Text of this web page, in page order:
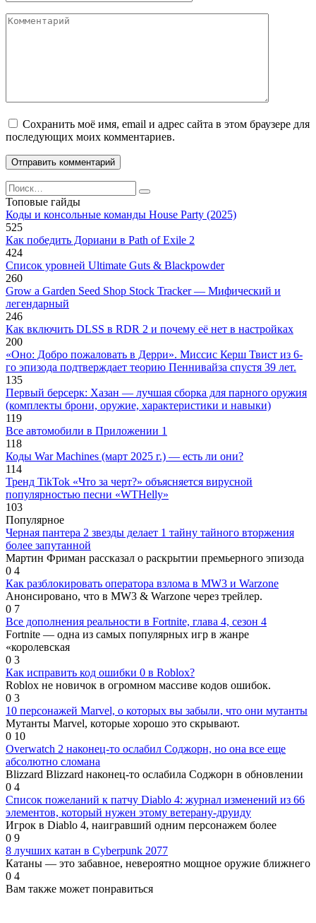
Комментарий
Сохранить моё имя, email и адрес сайта в этом браузере для
последующих моих комментариев.
Search
for:
Топовые гайды
Коды и консольные команды House Party (2025)
525
Как победить Дориани в Path of Exile 2
424
Список уровней Ultimate Guts & Blackpowder
260
Grow a Garden Seed Shop Stock Tracker — Мифический и
легендарный
246
Как включить DLSS в RDR 2 и почему её нет в настройках
200
«Оно: Добро пожаловать в Дерри». Миссис Керш Твист из 6-
го эпизода подтверждает теорию Пеннивайза спустя 39 лет.
135
Первый берсерк: Хазан — лучшая сборка для парного оружия
(комплекты брони, оружие, характеристики и навыки)
119
Все автомобили в Приложении 1
118
Коды War Machines (март 2025 г.) — есть ли они?
114
Тренд TikTok «Что за черт?» объясняется вирусной
популярностью песни «WTHelly»
103
Популярное
Черная пантера 2 звезды делает 1 тайну тайного вторжения
более запутанной
Мартин Фриман рассказал о раскрытии премьерного эпизода
0 4
Как разблокировать оператора взлома в MW3 и Warzone
Анонсировано, что в MW3 & Warzone через трейлер.
0 7
Все дополнения реальности в Fortnite, глава 4, сезон 4
Fortnite — одна из самых популярных игр в жанре
«королевская
0 3
Как исправить код ошибки 0 в Roblox?
Roblox не новичок в огромном массиве кодов ошибок.
0 3
10 персонажей Marvel, о которых вы забыли, что они мутанты
Мутанты Marvel, которые хорошо это скрывают.
0 10
Overwatch 2 наконец-то ослабил Соджорн, но она все еще
абсолютно сломана
Blizzard Blizzard наконец-то ослабила Соджорн в обновлении
0 4
Список пожеланий к патчу Diablo 4: журнал изменений из 66
элементов, который нужен этому ветерану-друиду
Игрок в Diablo 4, наигравший одним персонажем более
0 9
8 лучших катан в Cyberpunk 2077
Катаны — это забавное, невероятно мощное оружие ближнего
0 4
Вам также может понравиться